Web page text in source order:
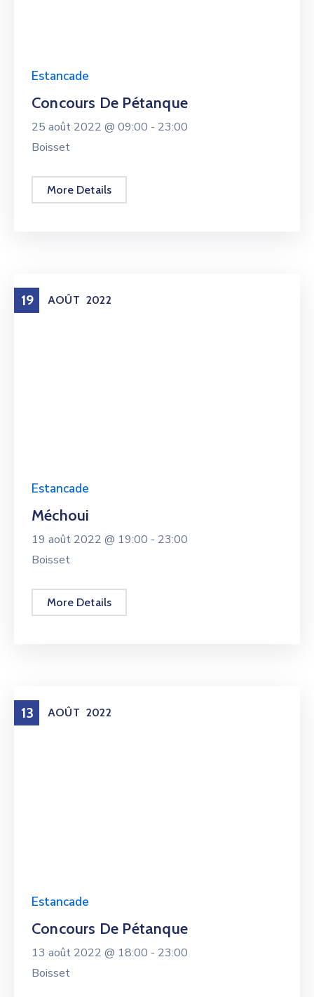
Estancade
Concours De Pétanque
25 août 2022 @ 09:00 - 23:00
Boisset
More Details
19 AOÛT 2022
Estancade
Méchoui
19 août 2022 @ 19:00 - 23:00
Boisset
More Details
13 AOÛT 2022
Estancade
Concours De Pétanque
13 août 2022 @ 18:00 - 23:00
Boisset